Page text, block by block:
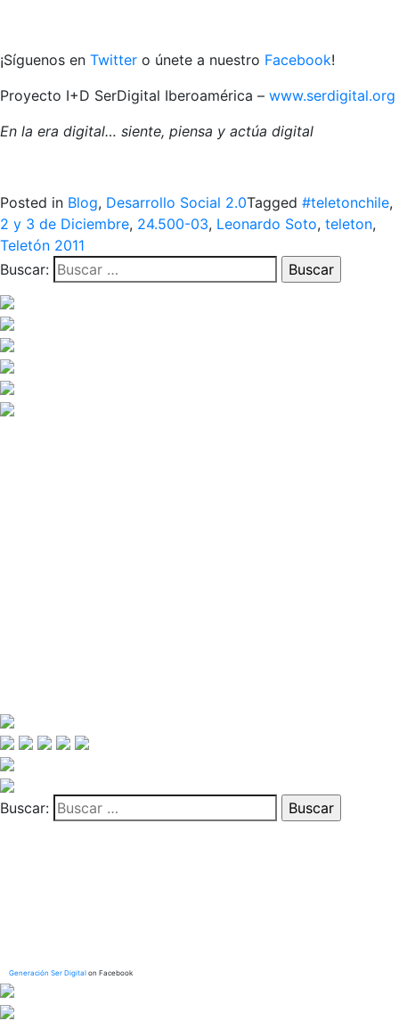
¡Síguenos en Twitter o únete a nuestro Facebook!
Proyecto I+D SerDigital Iberoamérica – www.serdigital.org
En la era digital… siente, piensa y actúa digital
Posted in Blog, Desarrollo Social 2.0Tagged #teletonchile,
2 y 3 de Diciembre, 24.500-03, Leonardo Soto, teleton,
Teletón 2011
Buscar:
Buscar:
Generación Ser Digital on Facebook